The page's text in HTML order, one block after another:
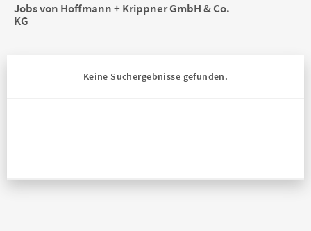
Jobs von Hoffmann + Krippner GmbH & Co.
KG
Keine Suchergebnisse gefunden.